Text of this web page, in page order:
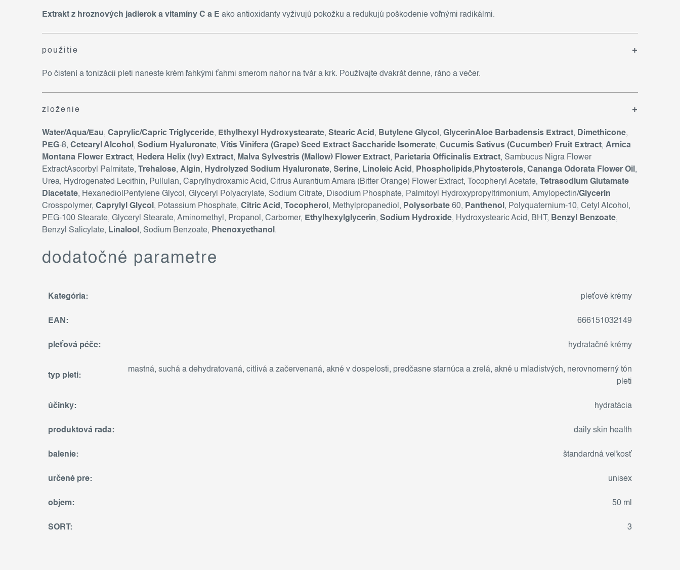
Extrakt z hroznových jadierok a vitamíny C a E ako antioxidanty vyživujú pokožku a redukujú poškodenie voľnými radikálmi.
použitie
Po čistení a tonizácii pleti naneste krém ľahkými ťahmi smerom nahor na tvár a krk. Používajte dvakrát denne, ráno a večer.
zloženie
Water/Aqua/Eau, Caprylic/Capric Triglyceride, Ethylhexyl Hydroxystearate, Stearic Acid , Butylene Glycol , GlycerinAloe Barbadensis Extract, Dimethicone,
PEG-8, Cetearyl Alcohol , Sodium Hyaluronate, Vitis Vinifera (Grape) Seed Extract Saccharide Isomerate, Cucumis Sativus (Cucumber) Fruit Extract, Arnica
Montana Flower Extract, Hedera Helix (Ivy) Extract, Malva Sylvestris (Mallow) Flower Extract, Parietaria Officinalis Extract, Sambucus Nigra Flower
ExtractAscorbyl Palmitate, Trehalose, Algin, Hydrolyzed Sodium Hyaluronate, Serine, Linoleic Acid , Phospholipids, Phytosterols, Cananga Odorata Flower Oil ,
Urea, Hydrogenated Lecithin, Pullulan, Caprylhydroxamic Acid, Citrus Aurantium Amara (Bitter Orange) Flower Extract, Tocopheryl Acetate, Tetrasodium Glutamate
Diacetate, HexanediolPentylene Glycol, Glyceryl Polyacrylate, Sodium Citrate, Disodium Phosphate, Palmitoyl Hydroxypropyltrimonium, Amylopectin/Glycerin
Crosspolymer, Caprylyl Glycol , Potassium Phosphate, Citric Acid , Tocopherol , Methylpropanediol, Polysorbate 60, Panthenol , Polyquaternium-10, Cetyl Alcohol,
PEG-100 Stearate, Glyceryl Stearate, Aminomethyl, Propanol, Carbomer, Ethylhexylglycerin, Sodium Hydroxide, Hydroxystearic Acid, BHT, Benzyl Benzoate,
Benzyl Salicylate, Linalool , Sodium Benzoate, Phenoxyethanol .
dodatočné parametre
Kategória: pleťové krémy
EAN : 666151032149
pleťová péče: hydratačné krémy
typ pleti:
mastná, suchá a dehydratovaná, citlivá a začervenaná, akné v dospelosti, predčasne starnúca a zrelá, akné u mladistvých, nerovnomerný tón
pleti
účinky: hydratácia
produktová rada: daily skin health
balenie: štandardná veľkosť
určené pre: unisex
objem: 50 ml
SORT: 3